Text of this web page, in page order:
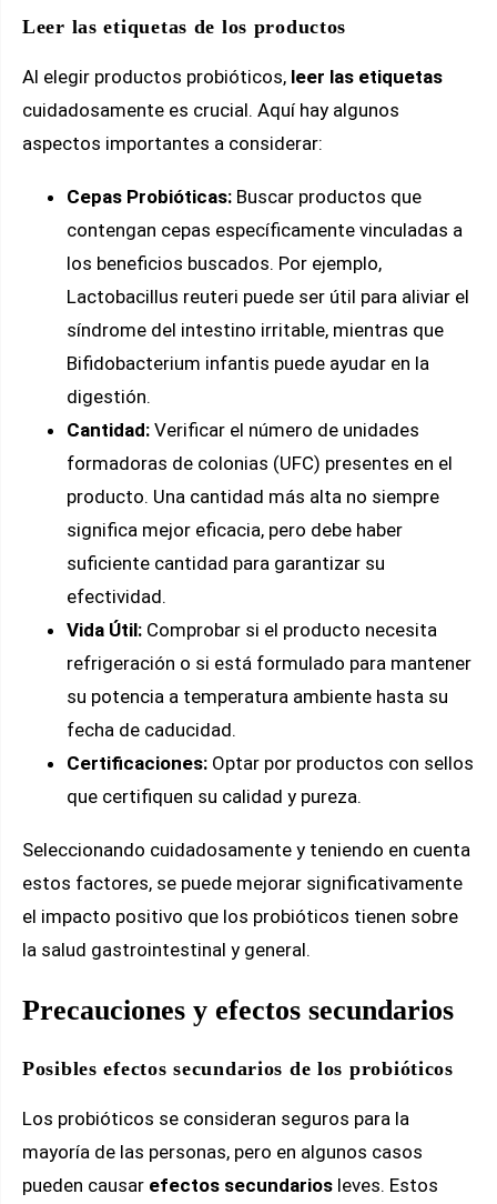
Leer las etiquetas de los productos
Al elegir productos probióticos, leer las etiquetas
cuidadosamente es crucial. Aquí hay algunos
aspectos importantes a considerar:
Cepas Probióticas: Buscar productos que
contengan cepas específicamente vinculadas a
los beneficios buscados. Por ejemplo,
Lactobacillus reuteri puede ser útil para aliviar el
síndrome del intestino irritable, mientras que
Bifidobacterium infantis puede ayudar en la
digestión.
Cantidad: Verificar el número de unidades
formadoras de colonias (UFC) presentes en el
producto. Una cantidad más alta no siempre
significa mejor eficacia, pero debe haber
suficiente cantidad para garantizar su
efectividad.
Vida Útil: Comprobar si el producto necesita
refrigeración o si está formulado para mantener
su potencia a temperatura ambiente hasta su
fecha de caducidad.
Certificaciones: Optar por productos con sellos
que certifiquen su calidad y pureza.
Seleccionando cuidadosamente y teniendo en cuenta
estos factores, se puede mejorar significativamente
el impacto positivo que los probióticos tienen sobre
la salud gastrointestinal y general.
Precauciones y efectos secundarios
Posibles efectos secundarios de los probióticos
Los probióticos se consideran seguros para la
mayoría de las personas, pero en algunos casos
pueden causar efectos secundarios leves. Estos